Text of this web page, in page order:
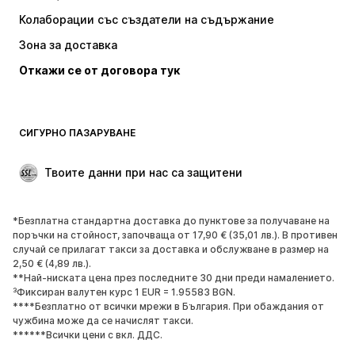
Пуловери и Трикотаж
Бельо
Палта
Поли
Специални Поводи
ОБУВКИ
НОВО
Популярно
Маратонки
Боти
Обувки с висок ток
Ботуши
Сандали
Ниски обувки
Колаборации със създатели на съдържание
Зона за доставка
Откажи се от договора тук
СИГУРНО ПАЗАРУВАНЕ
Твоите данни при нас са защитени
*Безплатна стандартна доставка до пунктове за получаване на
поръчки на стойност, започваща от 17,90 € (35,01 лв.). В противен
случай се прилагат такси за доставка и обслужване в размер на
2,50 € (4,89 лв.).
**Най-ниската цена през последните 30 дни преди намалението.
³Фиксиран валутен курс 1 EUR = 1.95583 BGN.
****Безплатно от всички мрежи в България. При обаждания от
чужбина може да се начислят такси.
******Всички цени с вкл. ДДС.